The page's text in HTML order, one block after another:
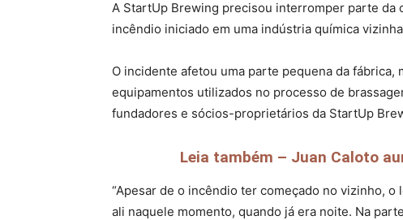
A StartUp Brewing precisou interromper parte da
incêndio iniciado em uma indústria química
O incidente afetou uma parte pequena da
equipamentos utilizados no processo de
fundadores e sócios-proprietários da StartUp
Leia também – Juan Caloto
“Apesar de o incêndio ter começado no vizinho,
ali naquele momento, quando já era noite. Na